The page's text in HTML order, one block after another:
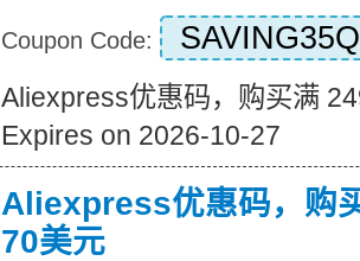
Coupon Code: SAVING35Q
Aliexpress优惠码，购买满
Expires on 2026-10-27
Aliexpress优惠码，购
70美元